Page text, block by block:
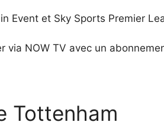
Event et Sky Sports Premier
via NOW TV avec un
Tottenham